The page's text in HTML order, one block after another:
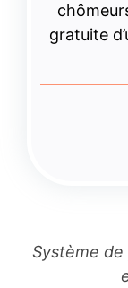
gratuite
Système